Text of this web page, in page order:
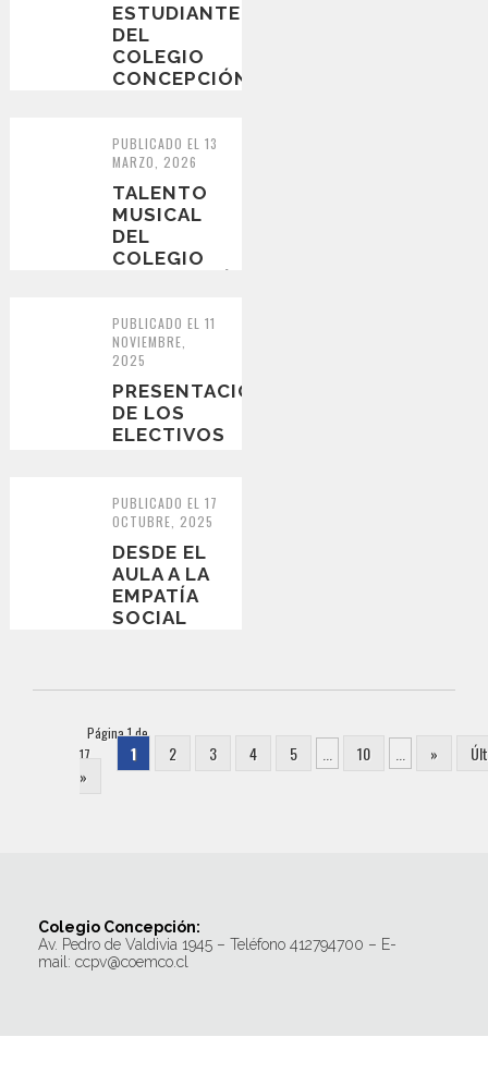
ESTUDIANTE
DEL
COLEGIO
CONCEPCIÓN
EN
ESCENARIO
DEL
FESTIVAL...
PUBLICADO EL 13
MARZO, 2026
TALENTO
MUSICAL
DEL
COLEGIO
LA
ORQUESTA
FOJI BÍO
BÍO
PUBLICADO EL 11
NOVIEMBRE,
2025
PRESENTACIÓN
DE LOS
ELECTIVOS
ARTES:
CREATIVIDAD,
VOCACIÓN
Y...
PUBLICADO EL 17
OCTUBRE, 2025
DESDE EL
AULA A LA
EMPATÍA
SOCIAL
Página 1 de
17
1 2 3 4 5 10 »
»
Colegio Concepción:
Av. Pedro de Valdivia 1945 – Teléfono 412794700 – E-
mail: ccpv@coemco.cl